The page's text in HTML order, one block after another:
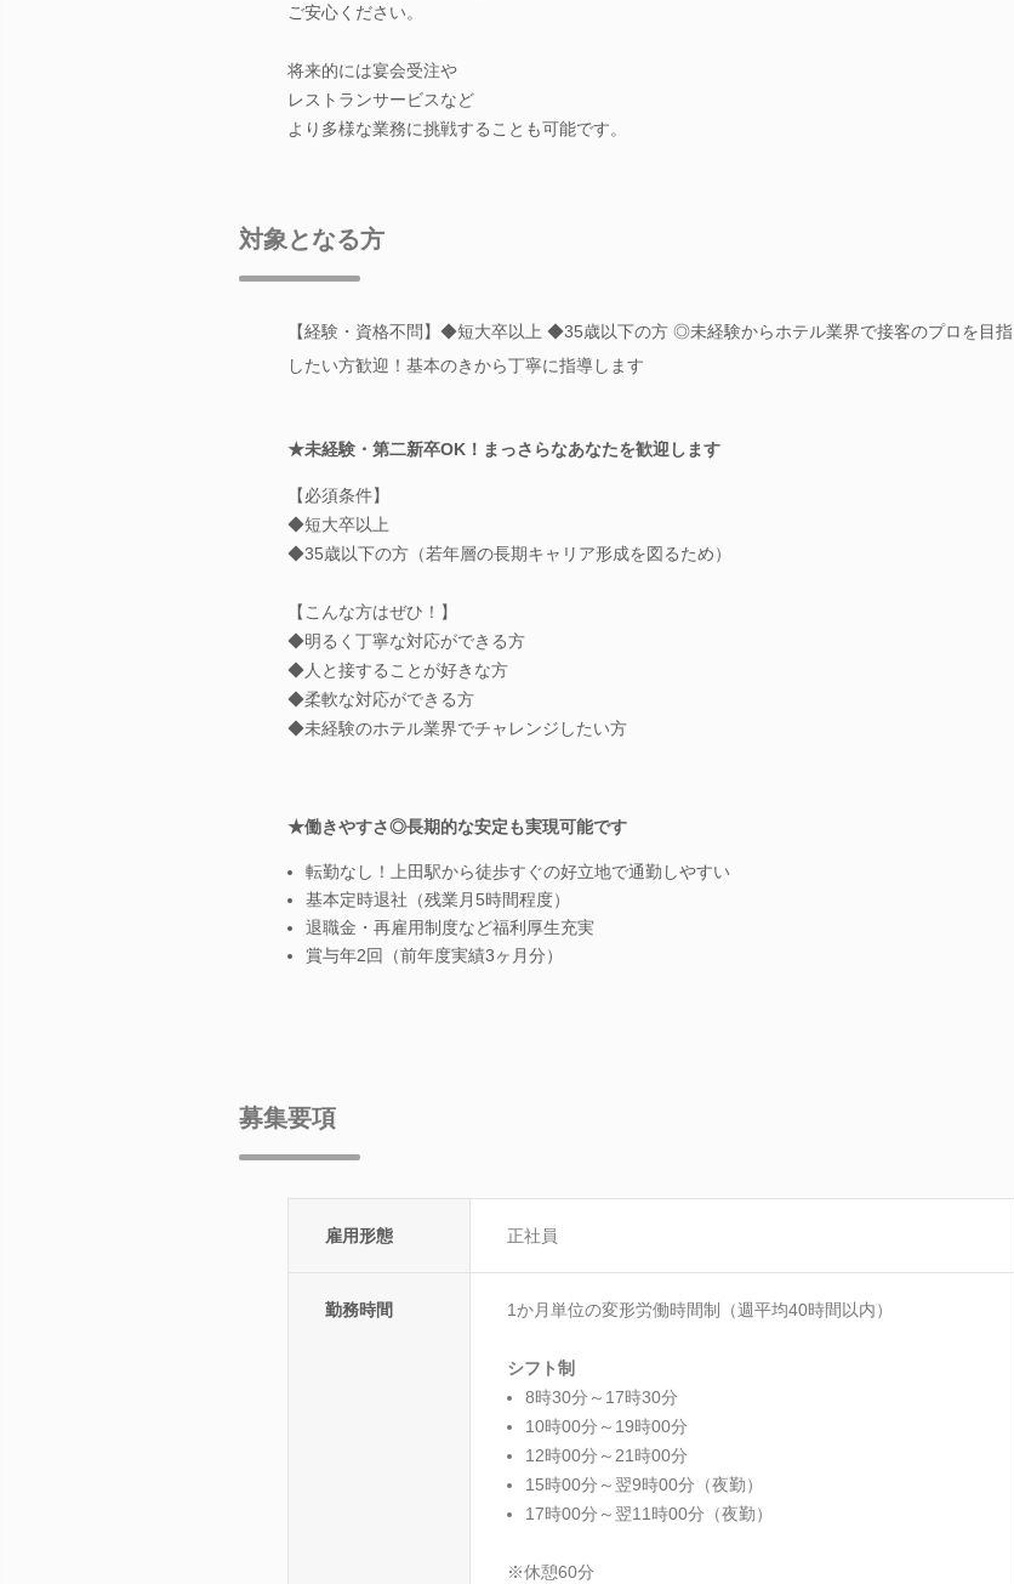
ご安心ください。
将来的には宴会受注や
レストランサービスなど
より多様な業務に挑戦することも可能です。
対象となる方
【経験・資格不問】◆短大卒以上 ◆35歳以下の方 ◎未経験からホテル業界で接客のプロを目指
したい方歓迎！基本のきから丁寧に指導します
★未経験・第二新卒OK！まっさらなあなたを歓迎します
【必須条件】
◆短大卒以上
◆35歳以下の方（若年層の長期キャリア形成を図るため）
【こんな方はぜひ！】
◆明るく丁寧な対応ができる方
◆人と接することが好きな方
◆柔軟な対応ができる方
◆未経験のホテル業界でチャレンジしたい方
★働きやすさ◎長期的な安定も実現可能です
転勤なし！上田駅から徒歩すぐの好立地で通勤しやすい
基本定時退社（残業月5時間程度）
退職金・再雇用制度など福利厚生充実
賞与年2回（前年度実績3ヶ月分）
募集要項
雇用形態 正社員
勤務時間 1か月単位の変形労働時間制（週平均40時間以内）
シフト制
8時30分～17時30分
10時00分～19時00分
12時00分～21時00分
15時00分～翌9時00分（夜勤）
17時00分～翌11時00分（夜勤）
※休憩60分